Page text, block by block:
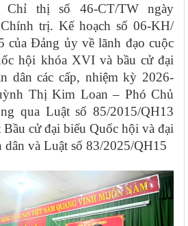
thị số 46-CT/TW ngày
trị. Kế hoạch số 06-KH/
của Đảng ủy về lãnh đạo cuộc
hội khóa XVI và bầu cử đại
dân các cấp, nhiệm kỳ 2026-
Thị Kim Loan – Phó Chủ
qua Luật số 85/2015/QH13
cử đại biểu Quốc hội và đại
và Luật số 83/2025/QH15